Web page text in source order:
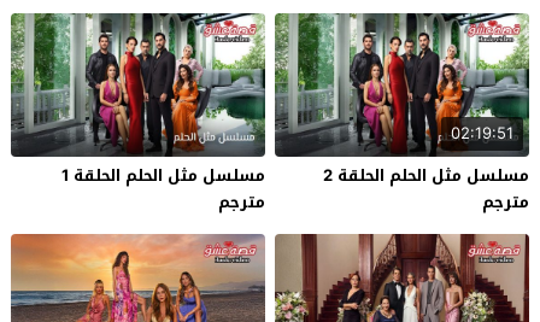
02:19:51
مسلسل مثل الحلم الحلقة 2
مترجم
مسلسل مثل الحلم الحلقة 1
مترجم